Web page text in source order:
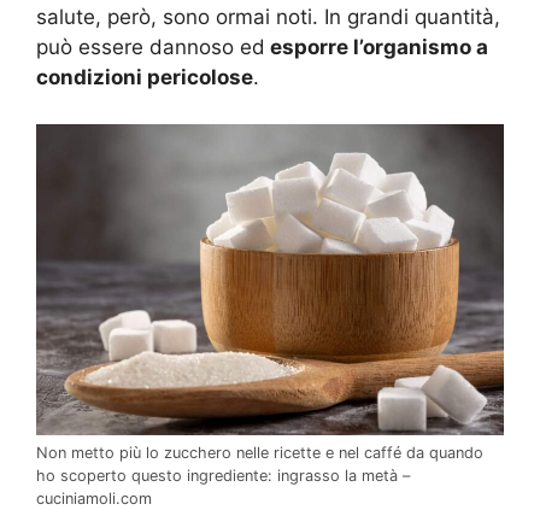
salute, però, sono ormai noti. In grandi quantità,
può essere dannoso ed esporre l’organismo a
condizioni pericolose.
Non metto più lo zucchero nelle ricette e nel caffé da quando
ho scoperto questo ingrediente: ingrasso la metà –
cuciniamoli.com